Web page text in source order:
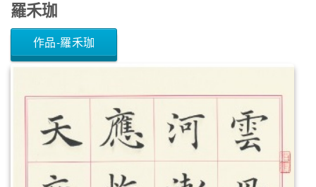
羅禾珈
作品-羅禾珈